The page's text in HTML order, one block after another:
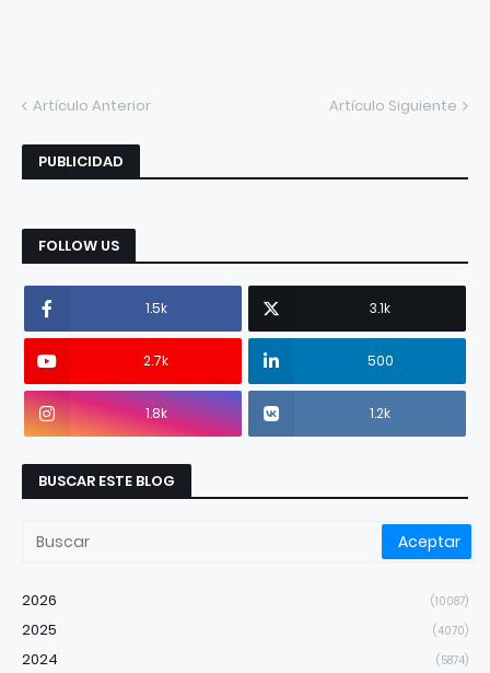
Artículo Anterior Artículo Siguiente
PUBLICIDAD
FOLLOW US
1.5k 3.1k
2.7k 500
1.8k 1.2k
BUSCAR ESTE BLOG
2026 (10087)
2025 (4070)
2024 (5874)